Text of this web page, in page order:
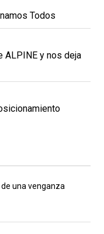
Todos
ALPINE y nos deja
una venganza